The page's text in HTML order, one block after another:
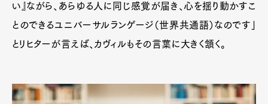
い』ながら、あらゆる人に同じ感覚が届き、心を揺り動かすこ
とのできるユニバーサルランゲージ（世界共通語）なのです」
とリヒターが言えば、カヴィルもその言葉に大きく頷く。